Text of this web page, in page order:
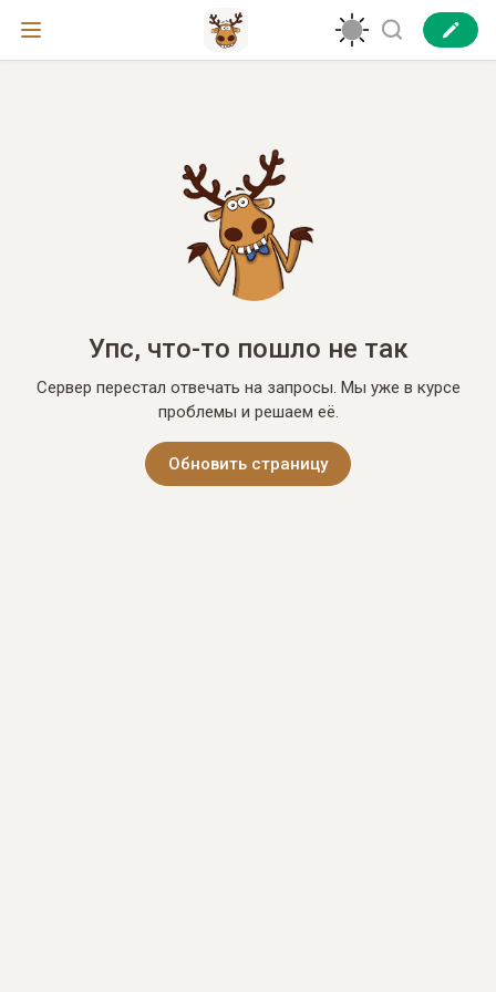
Упс, что-то пошло не так
Сервер перестал отвечать на запросы. Мы уже в курсе
проблемы и решаем её.
Обновить страницу